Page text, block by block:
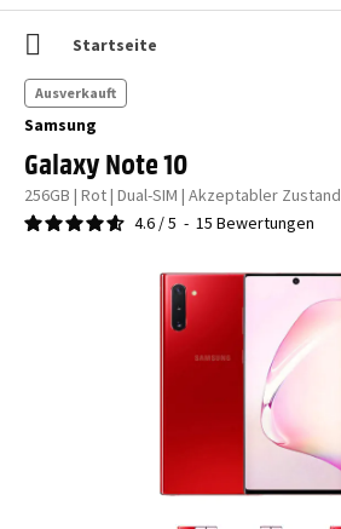
Startseite
Samsung
Galaxy Note 10
256GB | Rot | Dual-SIM | Akzeptabler Zustand
4.6 /5 - 15 Bewertungen
Ausverkauft